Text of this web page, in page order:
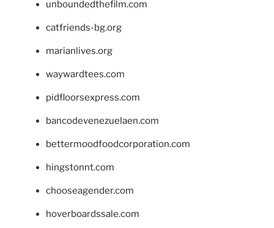
unboundedthefilm.com
catfriends-bg.org
marianlives.org
waywardtees.com
pidfloorsexpress.com
bancodevenezuelaen.com
bettermoodfoodcorporation.com
hingstonnt.com
chooseagender.com
hoverboardssale.com